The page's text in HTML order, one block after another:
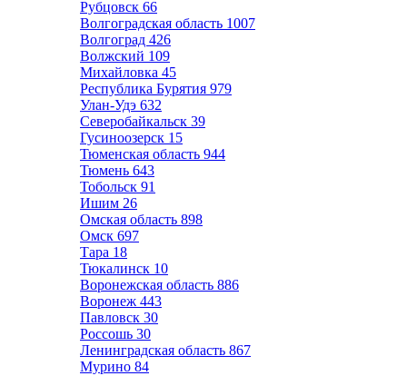
Рубцовск 66
Волгоградская область 1007
Волгоград 426
Волжский 109
Михайловка 45
Республика Бурятия 979
Улан-Удэ 632
Северобайкальск 39
Гусиноозерск 15
Тюменская область 944
Тюмень 643
Тобольск 91
Ишим 26
Омская область 898
Омск 697
Тара 18
Тюкалинск 10
Воронежская область 886
Воронеж 443
Павловск 30
Россошь 30
Ленинградская область 867
Мурино 84